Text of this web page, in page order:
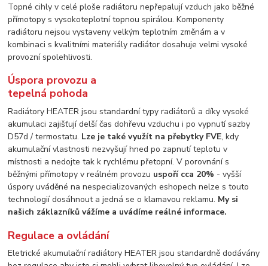
Topné cihly v celé ploše radiátoru nepřepalují vzduch jako běžné
přímotopy s vysokoteplotní topnou spirálou. Komponenty
radiátoru nejsou vystaveny velkým teplotním změnám a v
kombinaci s kvalitními materiály radiátor dosahuje velmi vysoké
provozní spolehlivosti.
Úspora provozu a
tepelná pohoda
Radiátory HEATER jsou standardní typy radiátorů a díky vysoké
akumulaci zajišťují delší čas dohřevu vzduchu i po vypnutí sazby
D57d / termostatu. Lze je také využít na přebytky FVE, kdy
akumulační vlastnosti nezvyšují hned po zapnutí teplotu v
místnosti a nedojte tak k rychlému přetopní. V porovnání s
běžnými přímotopy v reálném provozu uspoří cca 20% - vyšší
úspory uváděné na nespecializovaných eshopech nelze s touto
technologií dosáhnout a jedná se o klamavou reklamu. My si
našich záklazníků vážíme a uvádíme reálné informace.
Regulace a ovládání
Eletrické akumulační radiátory HEATER jsou standardně dodávány